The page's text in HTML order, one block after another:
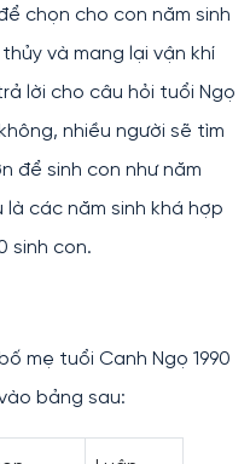
chọn cho con năm sinh
và mang lại vận khí
lời cho câu hỏi tuổi Ngọ
nhiều người sẽ tìm
để sinh con như năm
là các năm sinh khá hợp
sinh con.
mẹ tuổi Canh Ngọ 1990
bảng sau: